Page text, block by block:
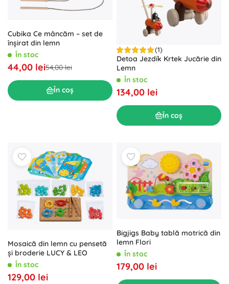
Cubika Ce mâncăm – set de
înșirat din lemn
În stoc
44,00 lei54,00 lei
În coș
(1)
Detoa Jezdík Krtek Jucărie din
Lemn
În stoc
134,00 lei
În coș
Mosaică din lemn cu pensetă
și broderie LUCY & LEO
În stoc
129,00 lei
Bigjigs Baby tablă motrică din
lemn Flori
În stoc
179,00 lei